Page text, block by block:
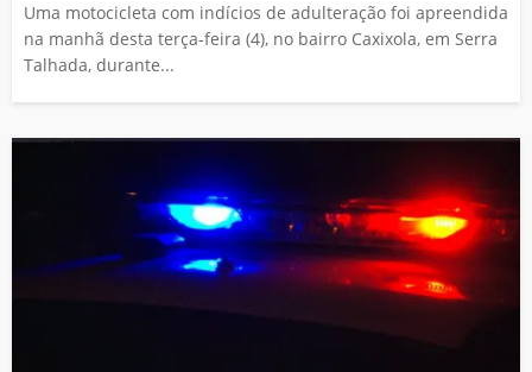
Uma motocicleta com indícios de adulteração foi apreendida
na manhã desta terça-feira (4), no bairro Caxixola, em Serra
Talhada, durante...